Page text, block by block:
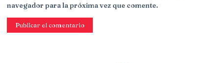
navegador para la próxima vez que comente.